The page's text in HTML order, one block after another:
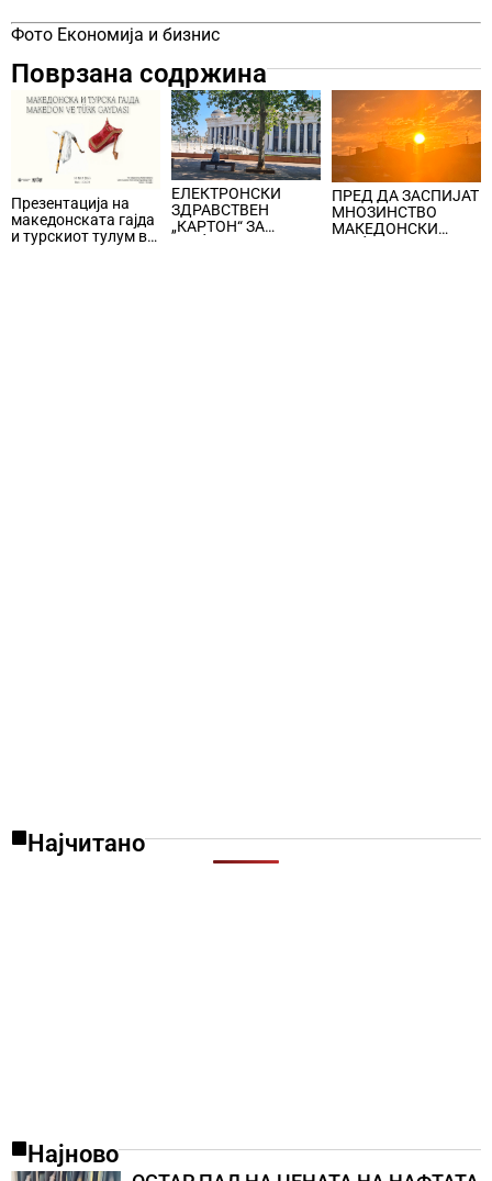
Фото Економија и бизнис
Поврзана содржина
Презентација на
македонската гајда
и турскиот тулум во
ЕЛЕКТРОНСКИ
ЗДРАВСТВЕН
„КАРТОН“ ЗА
ПРЕД ДА ЗАСПИЈАТ
МНОЗИНСТВО
МАКЕДОНСКИ
Најчитано
Најново